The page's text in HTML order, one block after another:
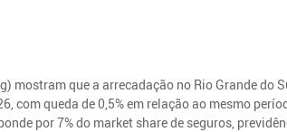
mostram que a arrecadação no Rio Grande do
com queda de 0,5% em relação ao mesmo
por 7% do market share de seguros,